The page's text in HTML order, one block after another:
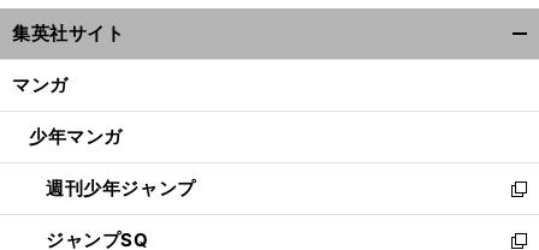
ウ
ィ
ン
ウ
開
く
集英社サイト
マンガ
少年マンガ
週刊少年ジャンプ
新
し
い
ジャンプSQ
新